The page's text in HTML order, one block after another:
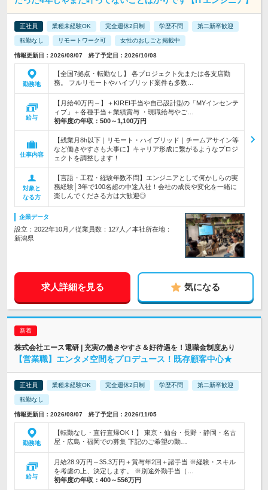
正社員 業種未経験OK 完全週休2日制 学歴不問 第二新卒歓迎
転勤なし リモートワーク可 女性のおしごと掲載中
情報更新日：2026/08/07 終了予定日：2026/10/08
勤務地
【全国7拠点・転勤なし】 各プロジェクト先または各支店勤
務。 フルリモートやハイブリッド案件も多数…
給与
【月給40万円～】＋KIREI手当や自己設計型の「MYインセンテ
ィブ」＋各種手当＋業績賞与 ・現職給与やご…
初年度の年収： 500～1,100万円
仕事内容
【残業月8h以下｜リモート・ハイブリッド｜チームアサイン等
など働きやすさも大事に】キャリア形成に繋がるようなプロジ
ェクトを調整します！
対象と
なる方
【言語・工程・経験年数不問】エンジニアとして何かしらの実
務経験│3年で100名超の中途入社！会社の成長や変化を一緒に
楽しんでくださる方は大歓迎◎
企業データ
設立：2022年10月／従業員数：127人／本社所在地：
新潟県
求人詳細を見る 気になる
株式会社エース電研 | 充実の働きやすさ＆好待遇を！退職金制度あり
【営業職】エンタメ空間をプロデュース！既存顧客中心★
正社員 業種未経験OK 完全週休2日制 学歴不問 第二新卒歓迎
転勤なし
情報更新日：2026/08/07 終了予定日：2026/11/05
勤務地
【転勤なし・直行直帰OK！】 東京・仙台・長野・静岡・名古
屋・広島・福岡での募集 下記のご希望の勤…
給与
月給28.9万円～35.3万円＋賞与年2回＋諸手当 ※経験・スキル
を考慮の上、決定します。 ※別途外勤手当（…
初年度の年収： 400～556万円